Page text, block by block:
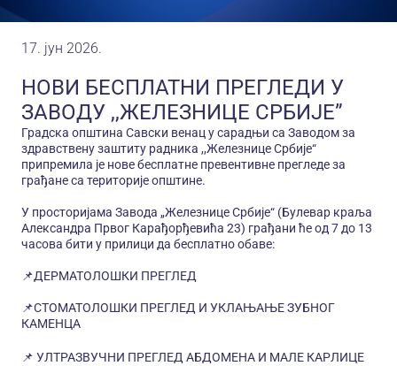
17. јун 2026.
НОВИ БЕСПЛАТНИ ПРЕГЛЕДИ У
ЗАВОДУ ,,ЖЕЛЕЗНИЦЕ СРБИЈЕ”
Градска општина Савски венац у сарадњи са Заводом за
здравствену заштиту радника ,,Железнице Србије“
припремила је нове бесплатне превентивне прегледе за
грађане са територије општине.
У просторијама Завода „Железнице Србије“ (Булевар краља
Александра Првог Карађорђевића 23) грађани ће од 7 до 13
часова бити у прилици да бесплатно обаве:
📌ДЕРМАТОЛОШКИ ПРЕГЛЕД
📌СТОМАТОЛОШКИ ПРЕГЛЕД И УКЛАЊАЊЕ ЗУБНОГ
КАМЕНЦА
📌 УЛТРАЗВУЧНИ ПРЕГЛЕД АБДОМЕНА И МАЛЕ КАРЛИЦЕ